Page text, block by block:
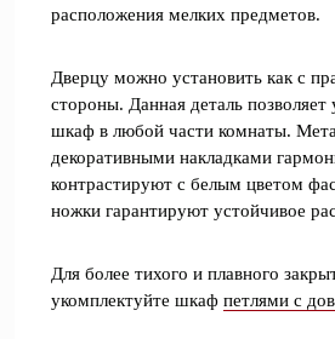
расположения мелких предметов.
Дверцу можно установить как с
стороны. Данная деталь позволяет
шкаф в любой части комнаты.
декоративными накладками
контрастируют с белым цветом
ножки гарантируют устойчивое
Для более тихого и плавного
укомплектуйте шкаф петлями с